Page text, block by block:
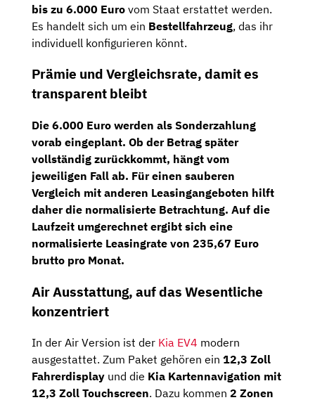
bis zu 6.000 Euro vom Staat erstattet werden.
Es handelt sich um ein Bestellfahrzeug, das ihr
individuell konfigurieren könnt.
Prämie und Vergleichsrate, damit es
transparent bleibt
Die 6.000 Euro werden als Sonderzahlung
vorab eingeplant. Ob der Betrag später
vollständig zurückkommt, hängt vom
jeweiligen Fall ab. Für einen sauberen
Vergleich mit anderen Leasingangeboten hilft
daher die normalisierte Betrachtung. Auf die
Laufzeit umgerechnet ergibt sich eine
normalisierte Leasingrate von 235,67 Euro
brutto pro Monat.
Air Ausstattung, auf das Wesentliche
konzentriert
In der Air Version ist der Kia EV4 modern
ausgestattet. Zum Paket gehören ein 12,3 Zoll
Fahrerdisplay und die Kia Kartennavigation mit
12,3 Zoll Touchscreen. Dazu kommen 2 Zonen